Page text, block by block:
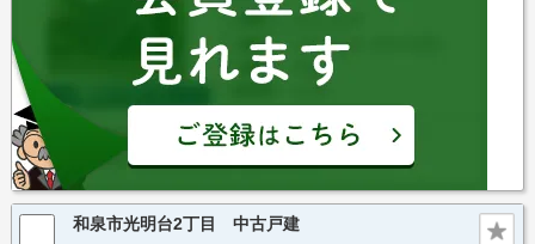
和泉市光明台2丁目 中古戸建